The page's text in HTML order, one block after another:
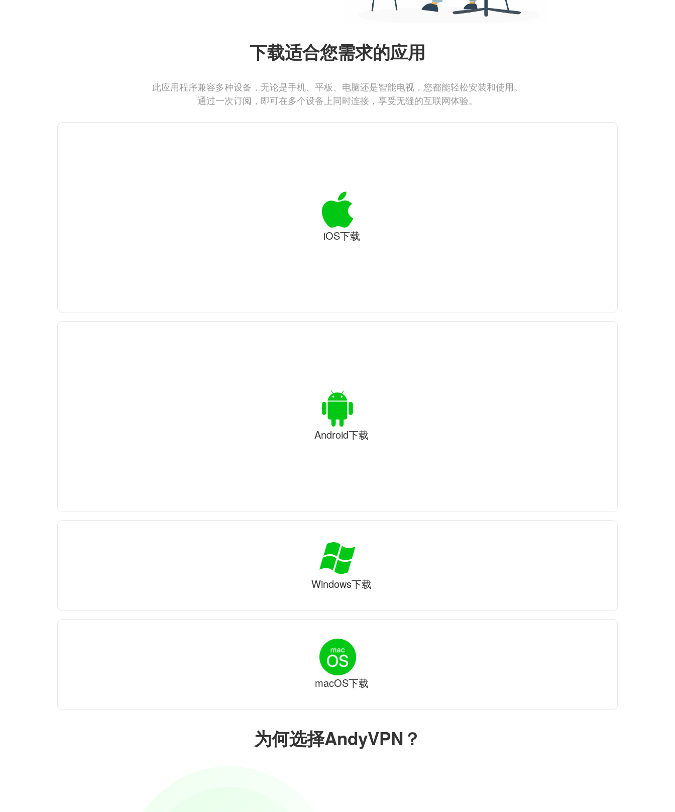
为何选择AndyVPN？
下载适合您需求的应用
此应用程序兼容多种设备，无论是手机、平板、电脑还是智能电视，您都能轻松安装和使用。
通过一次订阅，即可在多个设备上同时连接，享受无缝的互联网体验。
iOS下载
Android下载
Windows下载
macOS下载